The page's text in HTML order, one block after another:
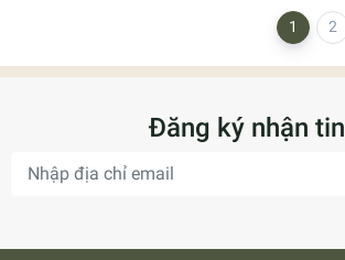
1 2
Đăng ký nhận tin